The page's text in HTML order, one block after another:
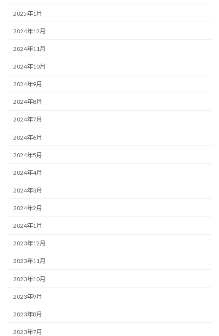
2025年1月
2024年12月
2024年11月
2024年10月
2024年9月
2024年8月
2024年7月
2024年6月
2024年5月
2024年4月
2024年3月
2024年2月
2024年1月
2023年12月
2023年11月
2023年10月
2023年9月
2023年8月
2023年7月